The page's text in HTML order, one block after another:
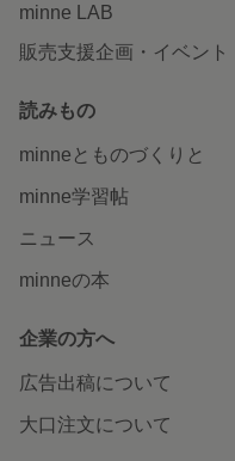
minne LAB
販売支援企画・イベント
読みもの
minneとものづくりと
minne学習帖
ニュース
minneの本
企業の方へ
広告出稿について
大口注文について